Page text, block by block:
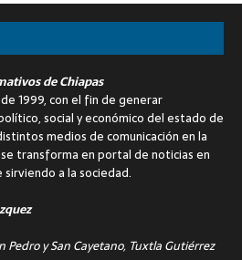
de Chiapas
1999, con el fin de generar
social y económico del estado de
medios de comunicación en la
transforma en portal de noticias en
a la sociedad.
Pedro y San Cayetano, Tuxtla Gutiérrez